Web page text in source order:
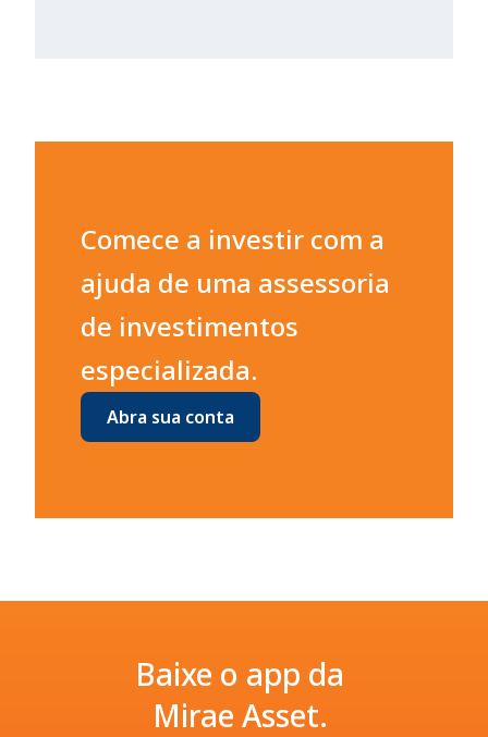
Comece a investir com a
ajuda de uma assessoria
de investimentos
especializada.
Abra sua conta
Baixe o app da
Mirae Asset.